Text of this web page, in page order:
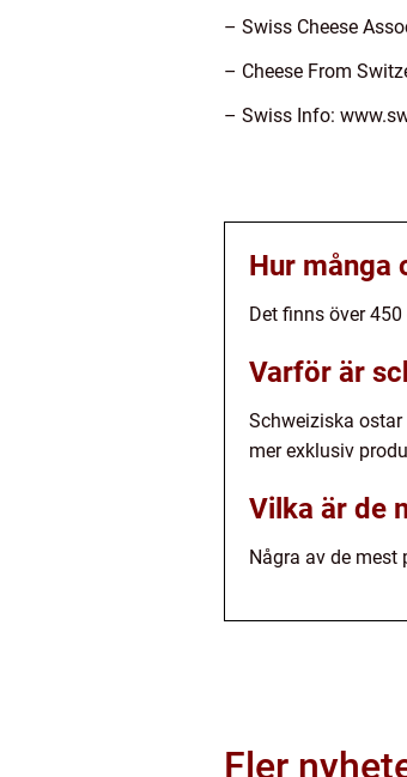
– Swiss Cheese
– Cheese From
– Swiss Info:
Hur många
Det finns över
Varför är
Schweiziska
mer exklusiv
Vilka är de
Några av de mest
Fler